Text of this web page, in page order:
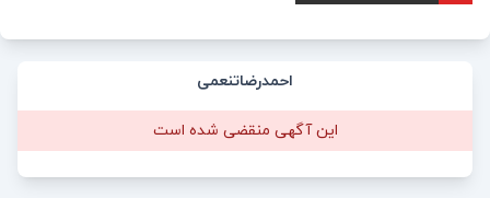
احمدرضاتنعمی
این آگهی منقضی شده است